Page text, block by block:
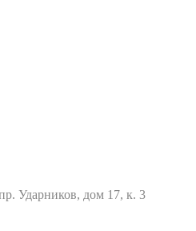
Ударников, дом 17, к. 3